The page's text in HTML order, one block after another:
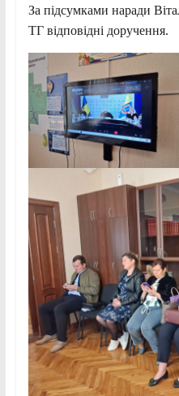
За підсумками наради
ТГ відповідні доручення.